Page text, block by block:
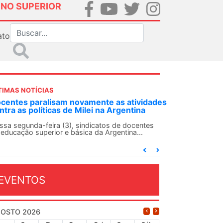
SUPERIOR
NOTÍCIAS
SN convoca docentes para Dia de
Internacionalista com Cuba em
de agosto
SN conclama suas seções sindicais e o